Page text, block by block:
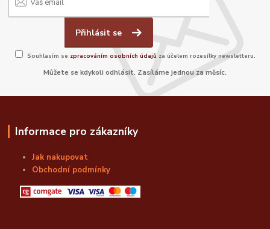
Přihlásit se
Souhlasím se zpracováním osobních údajů za účelem rozesílky newsletteru.
Můžete se kdykoli odhlásit. Zasíláme jednou za měsíc.
Informace pro zákazníky
Jak nakupovat
Obchodní podmínky